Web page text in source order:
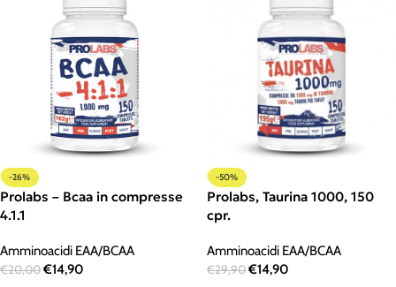
-26%
Prolabs – Bcaa in compresse
4.1.1
Amminoacidi EAA/BCAA
€20,00€14,90
-50%
Prolabs, Taurina 1000, 150
cpr.
Amminoacidi EAA/BCAA
€29,90€14,90